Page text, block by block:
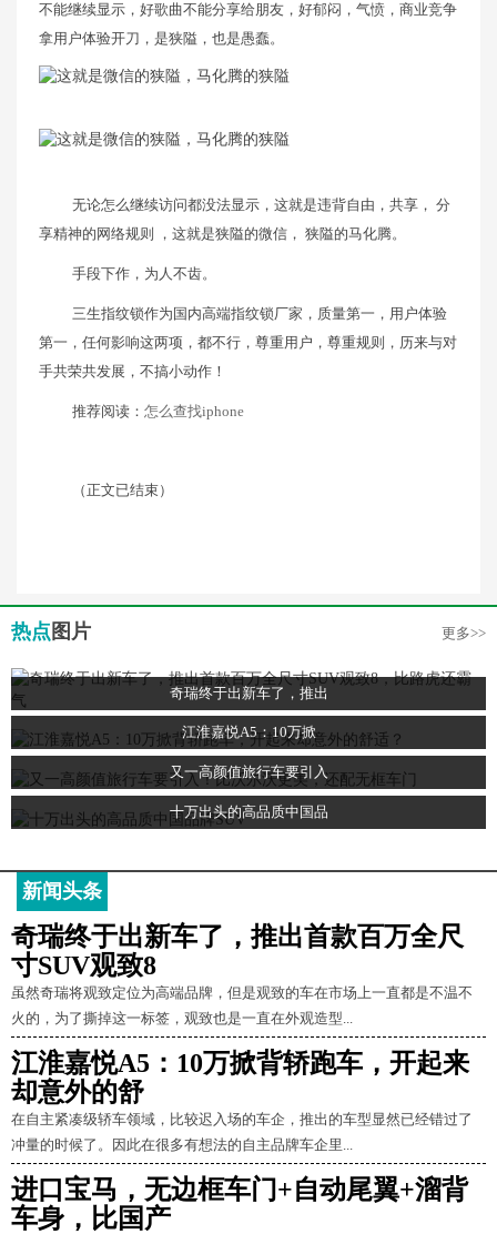
不能继续显示，好歌曲不能分享给朋友，好郁闷，气愤，商业竞争
拿用户体验开刀，是狭隘，也是愚蠢。
无论怎么继续访问都没法显示，这就是违背自由，共享， 分
享精神的网络规则 ，这就是狭隘的微信， 狭隘的马化腾。
手段下作，为人不齿。
三生指纹锁作为国内高端指纹锁厂家，质量第一，用户体验
第一，任何影响这两项，都不行，尊重用户，尊重规则，历来与对
手共荣共发展，不搞小动作！
推荐阅读： 怎么查找iphone
（正文已结束）
热点 图片 更多>>
奇瑞终于出新车了，推出
江淮嘉悦A5：10万掀
又一高颜值旅行车要引入
十万出头的高品质中国品
新闻头条
奇瑞终于出新车了，推出首款百万全尺
寸SUV观致8
虽然奇瑞将观致定位为高端品牌，但是观致的车在市场上一直都是不温不
火的，为了撕掉这一标签，观致也是一直在外观造型...
江淮嘉悦A5：10万掀背轿跑车，开起来
却意外的舒
在自主紧凑级轿车领域，比较迟入场的车企，推出的车型显然已经错过了
冲量的时候了。因此在很多有想法的自主品牌车企里...
进口宝马，无边框车门+自动尾翼+溜背
车身，比国产